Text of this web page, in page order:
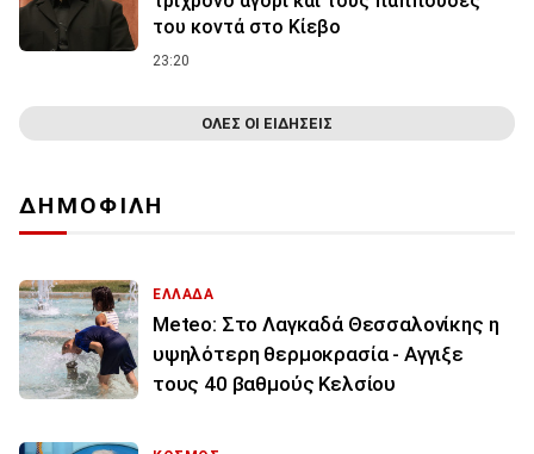
του κοντά στο Κίεβο
23:20
ΟΛΕΣ ΟΙ ΕΙΔΗΣΕΙΣ
ΔΗΜΟΦΙΛΗ
ΕΛΛΑΔΑ
Meteo: Στο Λαγκαδά Θεσσαλονίκης η
υψηλότερη θερμοκρασία - Αγγιξε
τους 40 βαθμούς Κελσίου